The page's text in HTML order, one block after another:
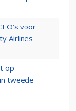
voor
Airlines
op
tweede